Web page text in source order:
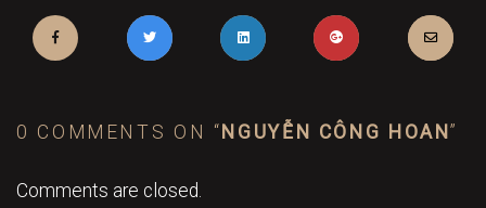
0 COMMENTS ON “NGUYỄN CÔNG HOAN”
Comments are closed.